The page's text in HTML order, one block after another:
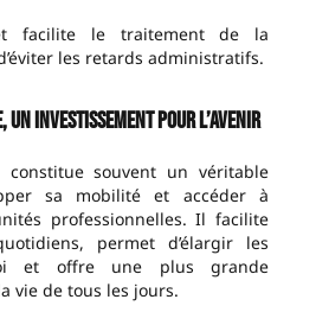
facilite le traitement de la
les retards administratifs.
un investissement pour l’avenir
souvent un véritable
sa mobilité et accéder à
professionnelles. Il facilite
permet d’élargir les
et offre une plus grande
vie de tous les jours.